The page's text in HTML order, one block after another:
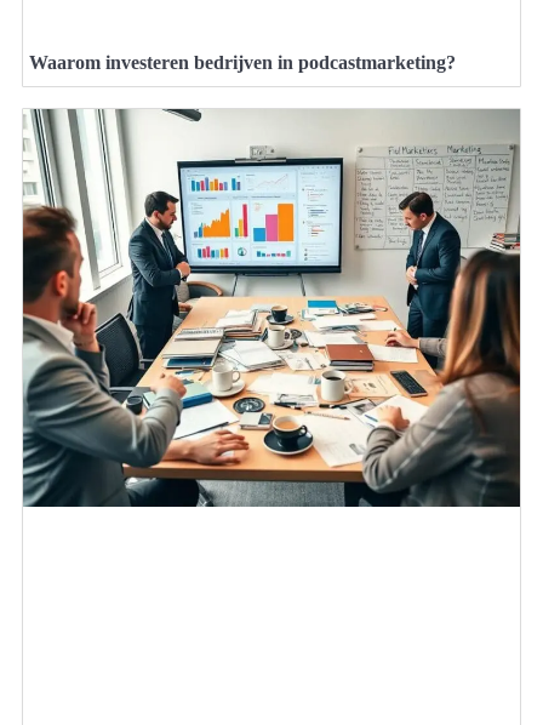
Waarom investeren bedrijven in podcastmarketing?